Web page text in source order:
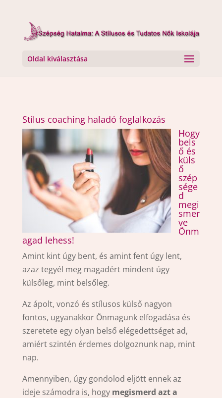
Oldal kiválasztása
Stílus coaching haladó foglalkozás
Hogy
bels
ő és
küls
ő
szép
sége
d
megi
smer
ve
Önm
agad lehess!
Amint kint úgy bent, és amint fent úgy lent,
azaz tegyél meg magadért mindent úgy
külsőleg, mint belsőleg.
Az ápolt, vonzó és stílusos külső nagyon
fontos, ugyanakkor Önmagunk elfogadása és
szeretete egy olyan belső elégedettséget ad,
amiért szintén érdemes dolgoznunk nap, mint
nap.
Amennyiben, úgy gondolod eljött ennek az
ideje számodra is, hogy megismerd azt a